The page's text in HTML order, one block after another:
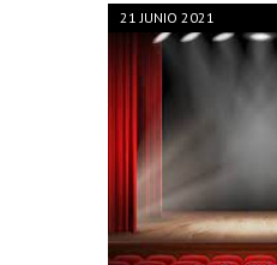
21 JUNIO 2021